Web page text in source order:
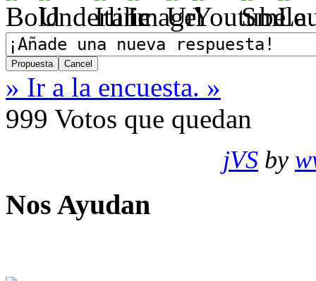
» Ir a la encuesta. »
999 Votos que quedan
jVS by
Nos Ayudan